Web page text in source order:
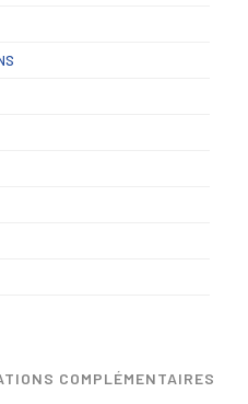
COMPLÉMENTAIRES